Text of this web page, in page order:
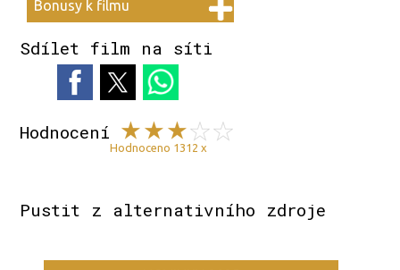
Bonusy k filmu
Sdílet film na síti
Hodnocení
Hodnoceno 1312 x
Pustit z alternativního zdroje